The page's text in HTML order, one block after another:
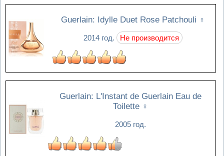
Guerlain: Idylle Duet Rose Patchouli ♀
2014 год. Не производится
Guerlain: L'Instant de Guerlain Eau de
Toilette ♀
2005 год.